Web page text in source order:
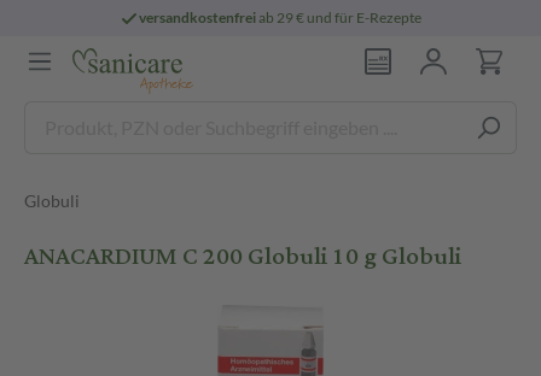
versandkostenfreiab 29 € und für E-Rezepte
Globuli
ANACARDIUM C 200 Globuli 10 g Globuli